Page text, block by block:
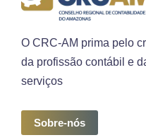
O CRC-AM prima pelo
da profissão contábil e
serviços
Sobre-nós